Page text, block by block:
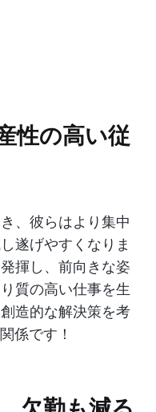
性の高い従
、彼らはより集中
遂げやすくなりま
揮し、前向きな姿
質の高い仕事を生
造的な解決策を考
係です！